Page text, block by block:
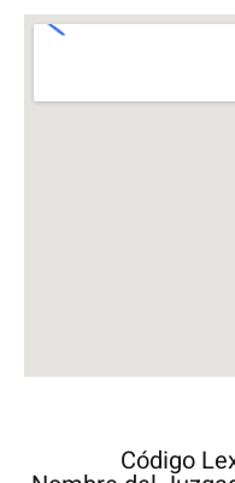
Código